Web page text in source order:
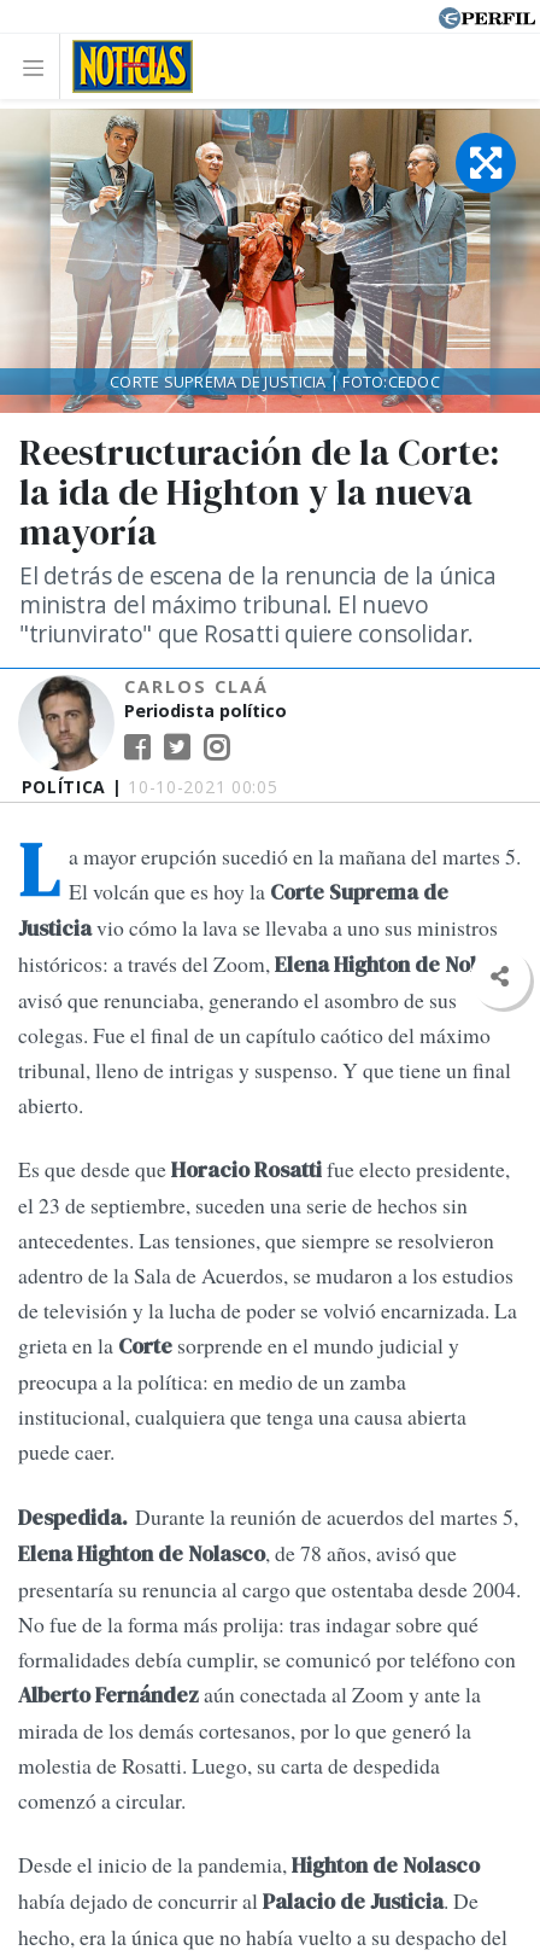
POLÍTICA | 10-10-2021 00:05
Reestructuración de la Corte:
la ida de Highton y la nueva
mayoría
El detrás de escena de la renuncia de la única
ministra del máximo tribunal. El nuevo
"triunvirato" que Rosatti quiere consolidar.
CARLOS CLAÁ
Periodista político
CORTE SUPREMA DE JUSTICIA | FOTO:CEDOC
L a mayor erupción sucedió en la mañana del martes 5.
El volcán que es hoy la Corte Suprema de
Justiciavio cómo la lava se llevaba a uno sus ministros
históricos: a través del Zoom,Elena Highton de Nolasco
avisó que renunciaba, generando el asombro de sus
colegas. Fue el final de un capítulo caótico del máximo
tribunal, lleno de intrigas y suspenso. Y que tiene un final
abierto.
Es que desde queHoracio Rosattifue electo presidente,
el 23 de septiembre, suceden una serie de hechos sin
antecedentes. Las tensiones, que siempre se resolvieron
adentro de la Sala de Acuerdos, se mudaron a los estudios
de televisión y la lucha de poder se volvió encarnizada. La
grieta en la Corte sorprende en el mundo judicial y
preocupa a la política: en medio de un zamba
institucional, cualquiera que tenga una causa abierta
puede caer.
Despedida. Durante la reunión de acuerdos del martes 5,
Elena Highton de Nolasco, de 78 años, avisó que
presentaría su renuncia al cargo que ostentaba desde 2004.
No fue de la forma más prolija: tras indagar sobre qué
formalidades debía cumplir, se comunicó por teléfono con
Alberto Fernándezaún conectada al Zoom y ante la
mirada de los demás cortesanos, por lo que generó la
molestia de Rosatti. Luego, su carta de despedida
comenzó a circular.
Desde el inicio de la pandemia,Highton de Nolasco
había dejado de concurrir alPalacio de Justicia. De
hecho, era la única que no había vuelto a su despacho del